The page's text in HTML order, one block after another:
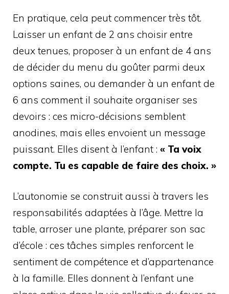
En pratique, cela peut commencer très tôt.
Laisser un enfant de 2 ans choisir entre
deux tenues, proposer à un enfant de 4 ans
de décider du menu du goûter parmi deux
options saines, ou demander à un enfant de
6 ans comment il souhaite organiser ses
devoirs : ces micro-décisions semblent
anodines, mais elles envoient un message
puissant. Elles disent à l’enfant : « Ta voix
compte. Tu es capable de faire des choix. »
L’autonomie se construit aussi à travers les
responsabilités adaptées à l’âge. Mettre la
table, arroser une plante, préparer son sac
d’école : ces tâches simples renforcent le
sentiment de compétence et d’appartenance
à la famille. Elles donnent à l’enfant une